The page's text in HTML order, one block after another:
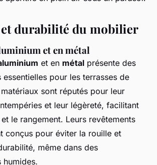
durabilité du mobilier
et en métal
et en métal présente des
pour les terrasses de
sont réputés pour leur
et leur légèreté, facilitant
le rangement. Leurs revêtements
conçus pour éviter la rouille et
même dans des
humides.